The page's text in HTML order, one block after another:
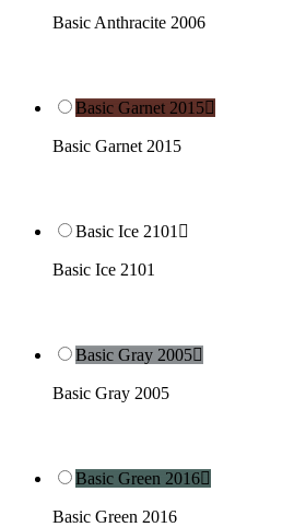
Basic Anthracite 2006
Basic Garnet 2015
Basic Garnet 2015
Basic Ice 2101 
Basic Ice 2101
Basic Gray 2005
Basic Gray 2005
Basic Green 2016
Basic Green 2016